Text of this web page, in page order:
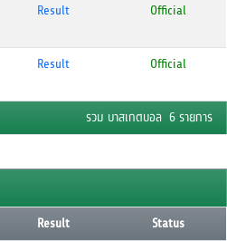
Result Official
Result Official
รวม บาสเกตบอล 6 รายการ
Result
Status